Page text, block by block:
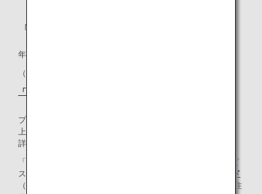
「ダイヤモンドサービス」メンバー
年間プレミアムポイント: 100,000
（うちANAグループ運航便ご利用分 50,000）
「ダイヤモンドサービス」メンバー特典はこちら
プレミアムメンバーのステイタスを問わず、100万マイル以
上に到達すると限定サービスや特典をご利用いただけます。
詳しくは
「ダイヤモンドサービス」メンバーまたは「プラチナサービ
ス」メンバーのお客様は、
ANAスーパーフライヤーズカード
（年会費有料）をお申し込みいただけます。*日本国内に居住